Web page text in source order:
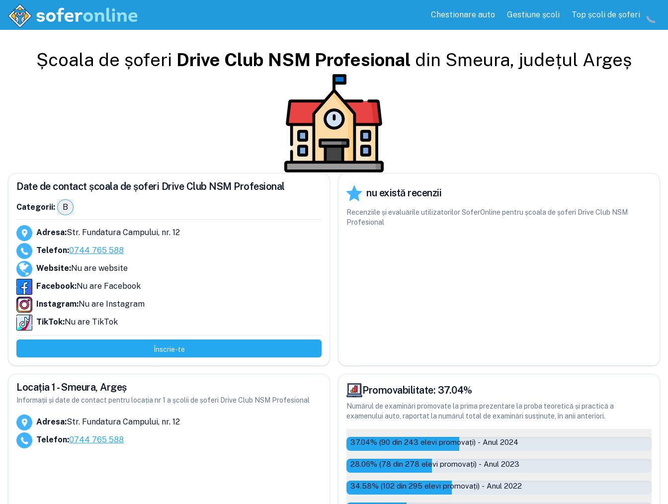
Chestionare auto Gestiune școli Top școli de șoferi
Școala de șoferi Drive Club NSM Profesional din Smeura, județul Argeș
Date de contact școala de șoferi Drive Club NSM Profesional
Categorii: B
Adresa:Str. Fundatura Campului, nr. 12
Telefon:0744 765 588
Website:Nu are website
Facebook:Nu are Facebook
Instagram:Nu are Instagram
TikTok:Nu are TikTok
Înscrie-te
nu există recenzii
Recenziile și evaluările utilizatorilor SoferOnline pentru școala de șoferi Drive Club NSM
Profesional
Locația 1 - Smeura, Argeș
Informații și date de contact pentru locația nr 1 a școlii de șoferi Drive Club NSM Profesional
Adresa:Str. Fundatura Campului, nr. 12
Telefon:0744 765 588
Promovabilitate: 37.04%
Numărul de examinări promovate la prima prezentare la proba teoretică și practică a
examenului auto, raportat la numărul total de examinări susținute, în anii anteriori.
37.04% (90 din 243 elevi promovați) - Anul 2024
28.06% (78 din 278 elevi promovați) - Anul 2023
34.58% (102 din 295 elevi promovați) - Anul 2022